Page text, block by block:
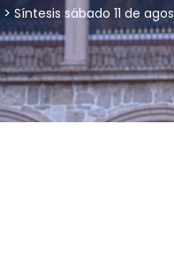
> Síntesis sábado 11 de